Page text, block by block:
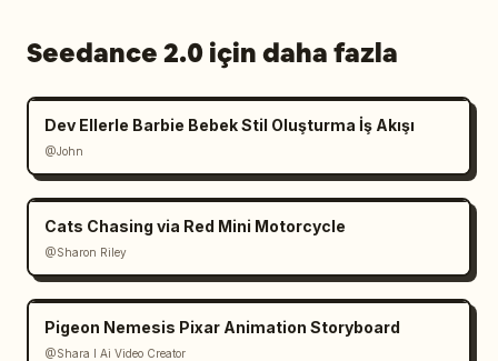
Seedance 2.0 için daha fazla
Dev Ellerle Barbie Bebek Stil Oluşturma İş Akışı
@John
Cats Chasing via Red Mini Motorcycle
@Sharon Riley
Pigeon Nemesis Pixar Animation Storyboard
@Shara I Ai Video Creator